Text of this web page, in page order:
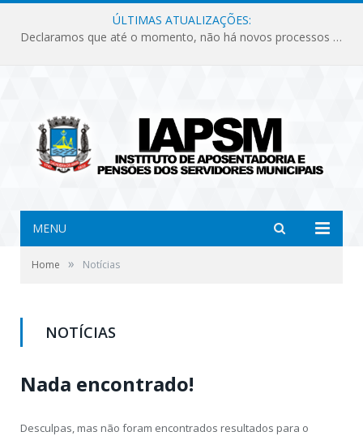
ÚLTIMAS ATUALIZAÇÕES:
Declaramos que até o momento, não há novos processos licitatórios para o Instituto de Previdência no ano de 2026.
MENU
Home » Notícias
NOTÍCIAS
Nada encontrado!
Desculpas, mas não foram encontrados resultados para o